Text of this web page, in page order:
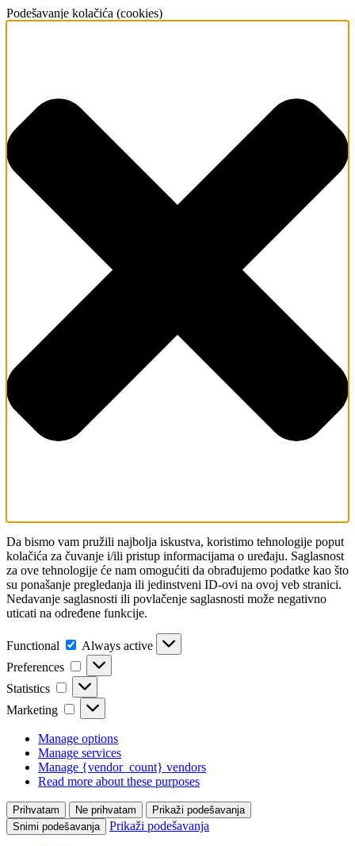
Podešavanje kolačića (cookies)
Da bismo vam pružili najbolja iskustva, koristimo tehnologije poput
kolačića za čuvanje i/ili pristup informacijama o uređaju. Saglasnost
za ove tehnologije će nam omogućiti da obrađujemo podatke kao što
su ponašanje pregledanja ili jedinstveni ID-ovi na ovoj veb stranici.
Nedavanje saglasnosti ili povlačenje saglasnosti može negativno
uticati na određene funkcije.
Functional Functional
Always active
Preferences
Preferences
Statistics Statistics
Marketing Marketing
Manage options
Manage services
Manage {vendor_count} vendors
Read more about these purposes
Prihvatam Ne prihvatam
Prikaži podešavanja
Snimi podešavanja
Prikaži podešavanja